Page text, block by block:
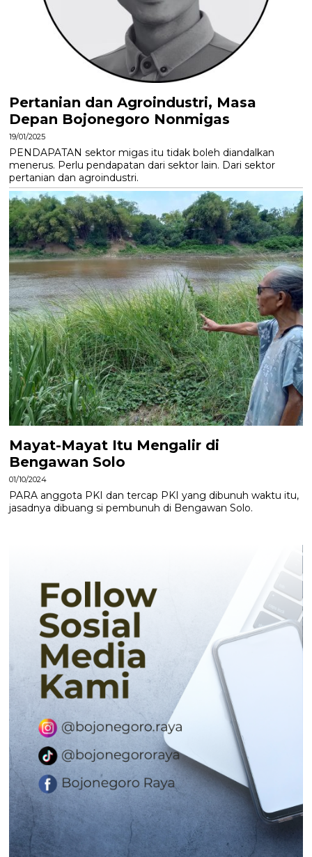
Pertanian dan Agroindustri, Masa
Depan Bojonegoro Nonmigas
19/01/2025
PENDAPATAN sektor migas itu tidak boleh diandalkan
menerus. Perlu pendapatan dari sektor lain. Dari sektor
pertanian dan agroindustri.
Mayat-Mayat Itu Mengalir di
Bengawan Solo
01/10/2024
PARA anggota PKI dan tercap PKI yang dibunuh waktu itu,
jasadnya dibuang si pembunuh di Bengawan Solo.